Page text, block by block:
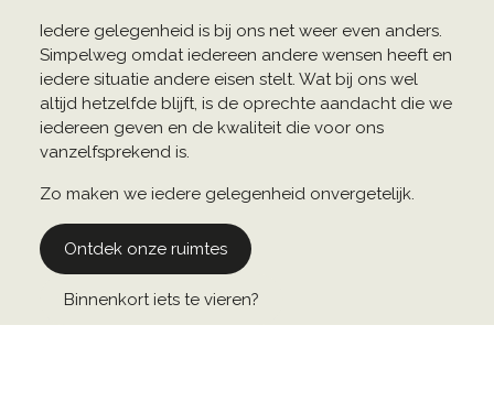
Iedere gelegenheid is bij ons net weer even anders.
Simpelweg omdat iedereen andere wensen heeft en
iedere situatie andere eisen stelt. Wat bij ons wel
altijd hetzelfde blijft, is de oprechte aandacht die we
iedereen geven en de kwaliteit die voor ons
vanzelfsprekend is.
Zo maken we iedere gelegenheid onvergetelijk.
Ontdek onze ruimtes
Binnenkort iets te vieren?